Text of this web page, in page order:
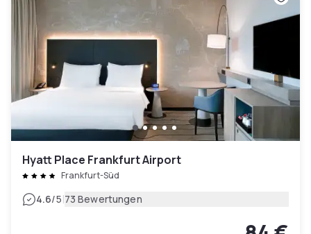
Hyatt Place Frankfurt Airport
Frankfurt-Süd
4.6/5|73 Bewertungen